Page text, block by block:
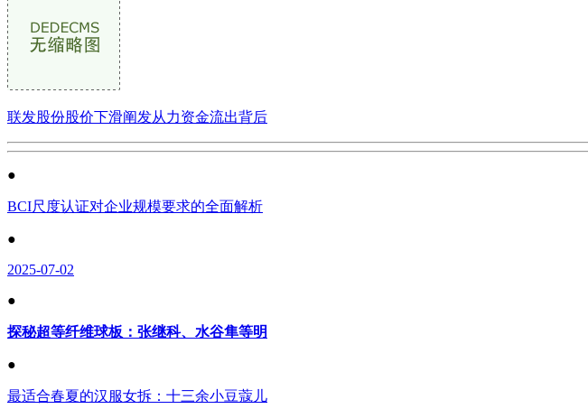
联发股份股价下滑阐发从力资金流出背后
●
BCI尺度认证对企业规模要求的全面解析
●
2025-07-02
●
探秘超等纤维球板：张继科、水谷隼等明
●
最适合春夏的汉服女拆：十三余小豆蔻儿